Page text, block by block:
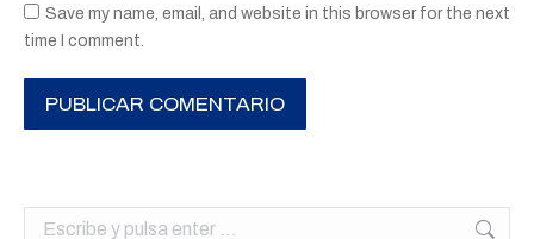
Save my name, email, and website in this browser for the next
time I comment.
PUBLICAR COMENTARIO
Buscar: